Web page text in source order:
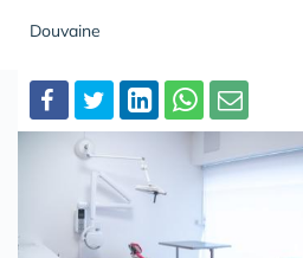
Douvaine
Partager